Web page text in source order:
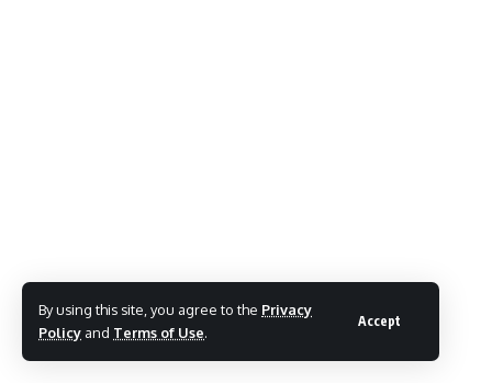
By using this site, you agree to the Privacy
Policy and Terms of Use.
Accept